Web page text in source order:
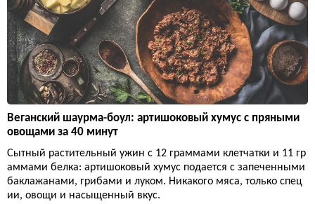
Веганский шаурма-боул: артишоковый хумус с пряными
овощами за 40 минут
Сытный растительный ужин с 12 граммами клетчатки и 11 гр
аммами белка: артишоковый хумус подается с запеченными
баклажанами, грибами и луком. Никакого мяса, только спец
ии, овощи и насыщенный вкус.